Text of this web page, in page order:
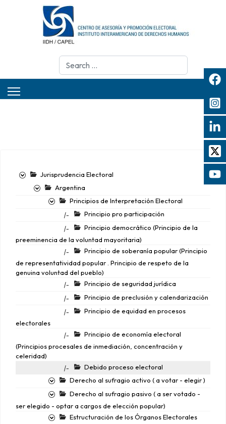
Search
Jurisprudencia Electoral
Argentina
Principios de Interpretación Electoral
|-
Principio pro participación
|-
Principio democrático (Principio de la
preeminencia de la voluntad mayoritaria)
|-
Principio de soberanía popular (Principio
de representatividad popular . Principio de respeto de la
genuina voluntad del pueblo)
|-
Principio de seguridad jurídica
|-
Principio de preclusión y calendarización
|-
Principio de equidad en procesos
electorales
|-
Principio de economía electoral
(Principios procesales de inmediación, concentración y
celeridad)
|-
Debido proceso electoral
Derecho al sufragio activo ( a votar - elegir )
Derecho al sufragio pasivo ( a ser votado -
ser elegido - optar a cargos de elección popular)
Estructuración de los Órganos Electorales